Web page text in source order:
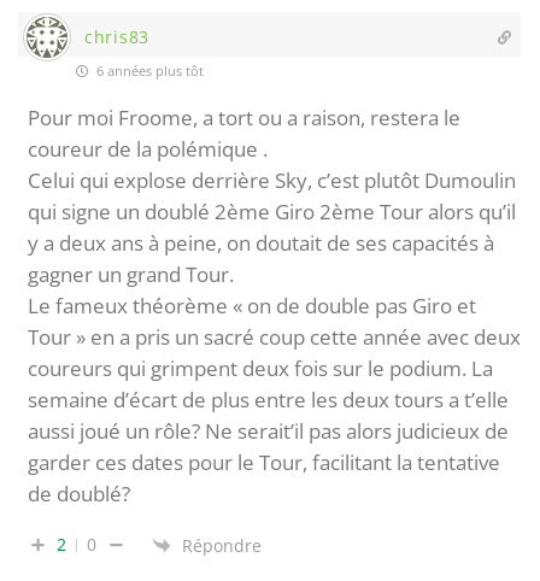
chris83
6 années plus tôt
Pour moi Froome, a tort ou a raison, restera le
coureur de la polémique .
Celui qui explose derrière Sky, c’est plutôt Dumoulin
qui signe un doublé 2ème Giro 2ème Tour alors qu’il
y a deux ans à peine, on doutait de ses capacités à
gagner un grand Tour.
Le fameux théorème « on de double pas Giro et
Tour » en a pris un sacré coup cette année avec deux
coureurs qui grimpent deux fois sur le podium. La
semaine d’écart de plus entre les deux tours a t’elle
aussi joué un rôle? Ne serait’il pas alors judicieux de
garder ces dates pour le Tour, facilitant la tentative
de doublé?
2 0 Répondre